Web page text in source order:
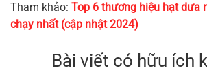
Tham khảo: Top 6 thương hiệu hạt dưa
chạy nhất (cập nhật 2024)
Bài viết có hữu ích